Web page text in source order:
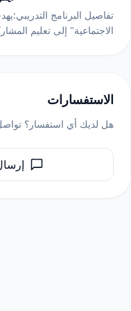
تفاصيل البرنامج
الاجتماعية" إلى تعليم
الاستفسارات
هل لديك أي استفسار؟